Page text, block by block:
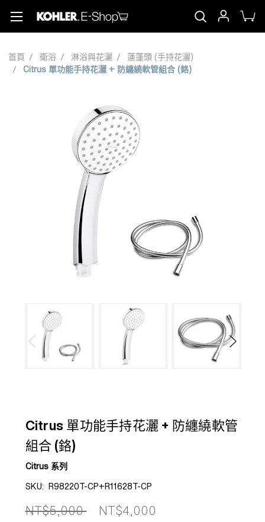
首頁 衛浴 淋浴與花灑
蓮蓬頭 (手持花灑)
Citrus 單功能手持花灑 + 防纏繞軟管組合 (鉻)
Citrus 單功能手持花灑 + 防纏繞軟管
組合 (鉻)
Citrus 系列
SKU: R98220T-CP+R11628T-CP
NT$5,000 NT$4,000